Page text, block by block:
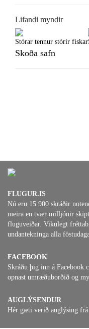
Lifandi myndir
Stórar tennur stórir fiskar
Skoða safn
FLUGUR.IS
Nú eru 15.900 skráðir
meira en tvær milljónir
fluguveiðar. Vikulegt
undantekninga alla
FACEBOOK
Skráðu þig inn á
opnast umræðuborðið og
AUGLÝSENDUR
Hér gæti verið auglýsing